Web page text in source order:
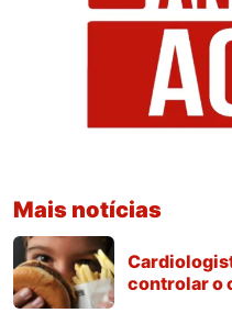
Mais notícias
controlar o